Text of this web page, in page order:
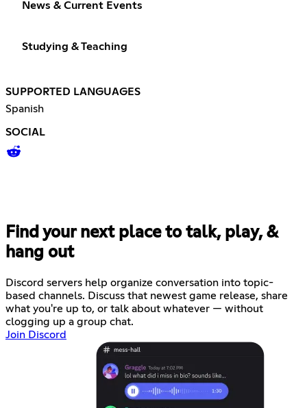
News & Current Events
Studying & Teaching
SUPPORTED LANGUAGES
Spanish
SOCIAL
Find your next place to talk, play, &
hang out
Discord servers help organize conversation into topic-
based channels. Discuss that newest game release, share
what you're up to, or talk about whatever — without
clogging up a group chat.
Join Discord